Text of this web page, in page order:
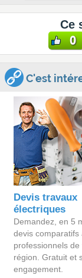
Ce
0
C'est
Devis travaux
électriques
Demandez, en 5
devis comparatifs
professionnels de
région. Gratuit et
engagement.